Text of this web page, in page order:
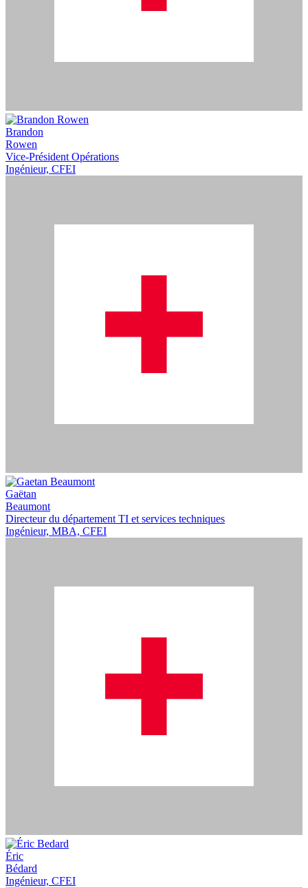
Brandon
Rowen
Vice-Président Opérations
Ingénieur, CFEI
Gaëtan
Beaumont
Directeur du département TI et services techniques
Ingénieur, MBA, CFEI
Éric
Bédard
Ingénieur, CFEI